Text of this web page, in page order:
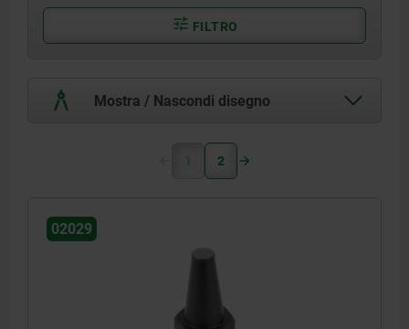
FILTRO
Mostra / Nascondi disegno
1 2
02029